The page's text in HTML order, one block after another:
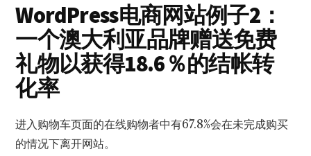
WordPress电商网站例子2：
一个澳大利亚品牌赠送免费
礼物以获得18.6％的结帐转
化率
进入购物车页面的在线购物者中有67.8%会在未完成购买
的情况下离开网站。